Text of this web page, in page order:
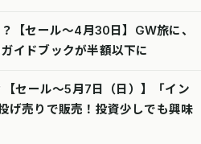
【セール～4月30日】GW旅に、
イドブックが半額以下に
セール～5月7日（日）】「イン
げ売りで販売！投資少しでも興味